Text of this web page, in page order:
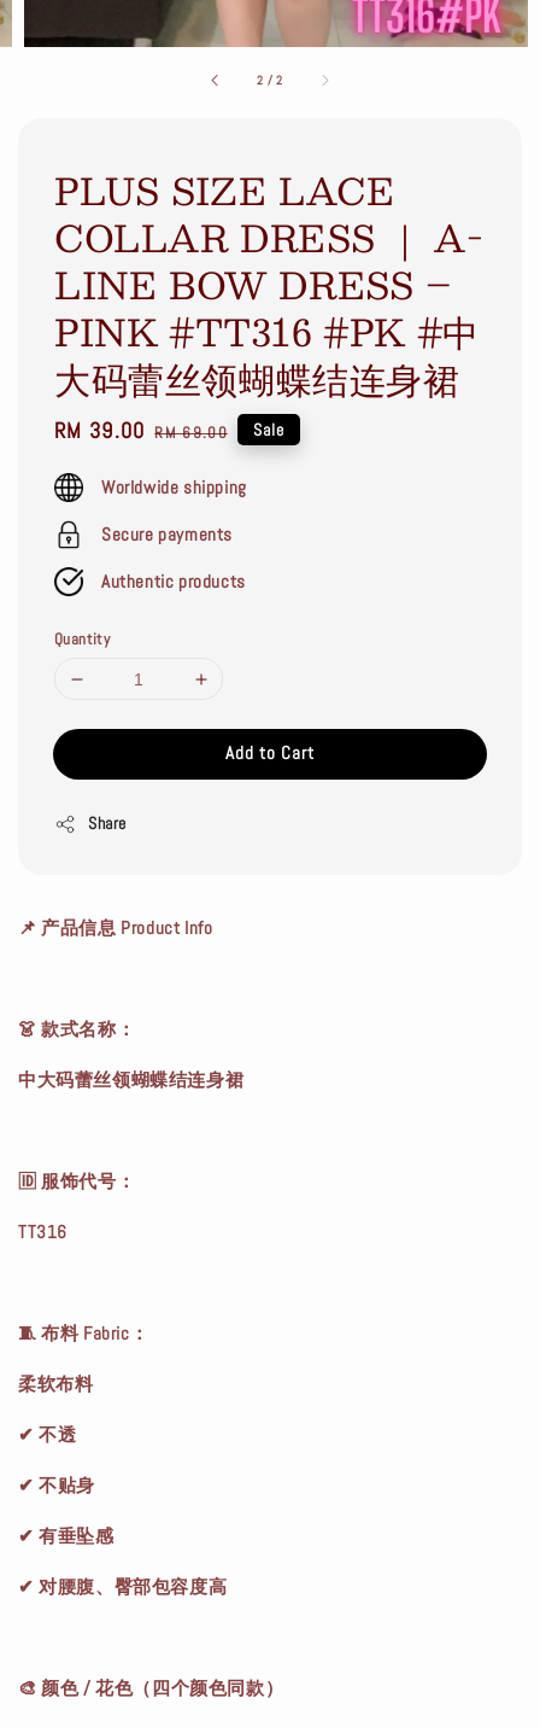
2 /2
PLUS SIZE LACE
COLLAR DRESS ｜ A-
LINE BOW DRESS –
PINK #TT316 #PK #中
大码蕾丝领蝴蝶结连身裙
Sale
RM 39.00 Regular
RM 69.00 Sale
Worldwide shipping
Secure payments
Authentic products
Quantity
Add to Cart
Share
📌 产品信息 Product Info
👗 款式名称：
中大码蕾丝领蝴蝶结连身裙
🆔 服饰代号：
TT316
🧵 布料 Fabric：
柔软布料
✔ 不透
✔ 不贴身
✔ 有垂坠感
✔ 对腰腹、臀部包容度高
🎨 颜色 / 花色（四个颜色同款）